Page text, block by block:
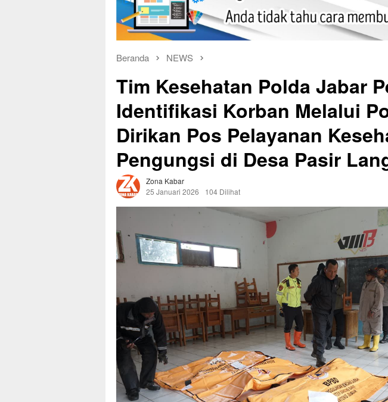
Beranda NEWS
Tim Kesehatan Polda Jabar
Identifikasi Korban Melalui
Dirikan Pos Pelayanan
Pengungsi di Desa Pasir
Zona Kabar
25 Januari 2026
104 Dilihat